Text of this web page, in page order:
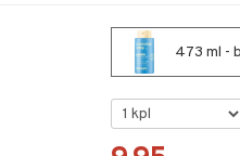
473 ml -